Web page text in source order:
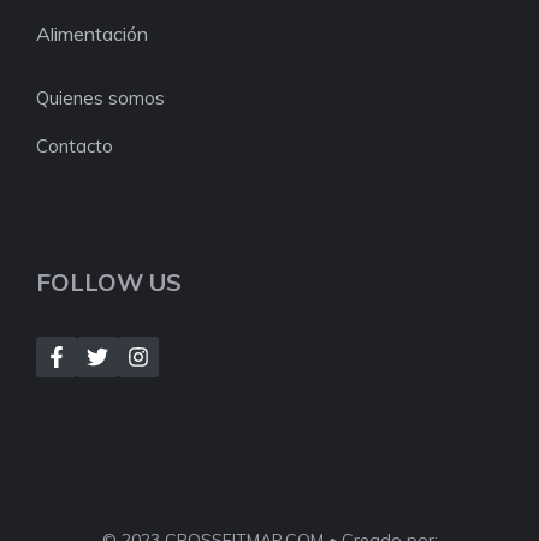
Alimentación
Quienes somos
Contacto
FOLLOW US